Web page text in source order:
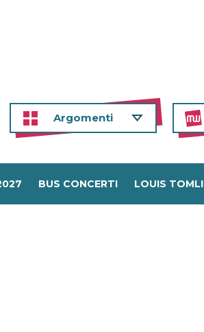
Argomenti
BUS CONCERTI LOUIS